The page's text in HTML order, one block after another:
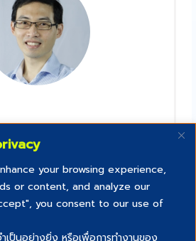
your browsing experience,
or content, and analyze our
you consent to our use of
เป็นอย่างยิ่ง หรือเพื่อการทำงานของ
เตอร์